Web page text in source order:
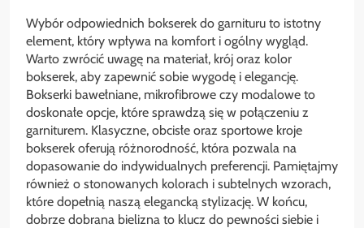
Wybór odpowiednich bokserek do garnituru to istotny
element, który wpływa na komfort i ogólny wygląd.
Warto zwrócić uwagę na materiał, krój oraz kolor
bokserek, aby zapewnić sobie wygodę i elegancję.
Bokserki bawełniane, mikrofibrowe czy modalowe to
doskonałe opcje, które sprawdzą się w połączeniu z
garniturem. Klasyczne, obcisłe oraz sportowe kroje
bokserek oferują różnorodność, która pozwala na
dopasowanie do indywidualnych preferencji. Pamiętajmy
również o stonowanych kolorach i subtelnych wzorach,
które dopełnią naszą elegancką stylizację. W końcu,
dobrze dobrana bielizna to klucz do pewności siebie i